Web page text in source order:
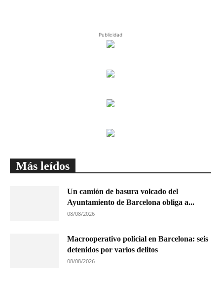
Publicidad
Más leídos
Un camión de basura volcado del
Ayuntamiento de Barcelona obliga a...
08/08/2026
Macrooperativo policial en Barcelona: seis
detenidos por varios delitos
08/08/2026